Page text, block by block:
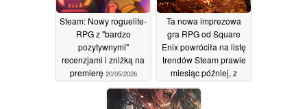
Steam: Nowy roguelite-
RPG z "bardzo
pozytywnymi"
recenzjami i zniżką na
premierę 20/05/2026
Ta nowa imprezowa
gra RPG od Square
Enix powróciła na listę
trendów Steam prawie
miesiąc później, z
ponad 2300
recenzjami